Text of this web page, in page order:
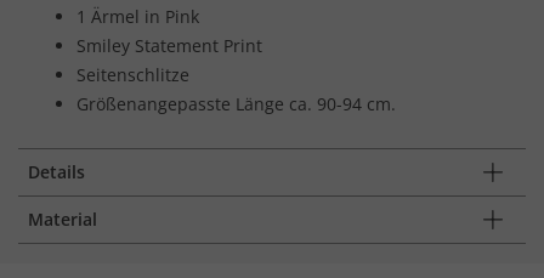
1 Ärmel in Pink
Smiley Statement Print
Seitenschlitze
Größenangepasste Länge ca. 90-94 cm.
Details
Material